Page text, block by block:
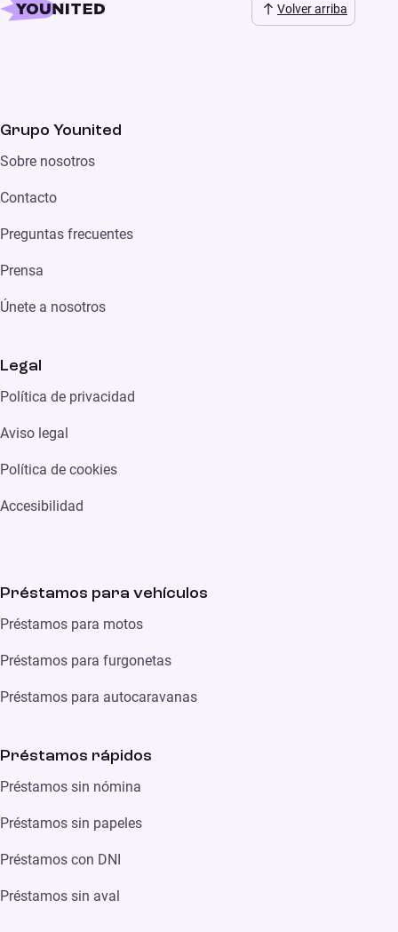
Volver arriba
Grupo Younited
Sobre nosotros
Contacto
Preguntas frecuentes
Prensa
Únete a nosotros
Legal
Política de privacidad
Aviso legal
Política de cookies
Accesibilidad
Préstamos para vehículos
Préstamos para motos
Préstamos para furgonetas
Préstamos para autocaravanas
Préstamos rápidos
Préstamos sin nómina
Préstamos sin papeles
Préstamos con DNI
Préstamos sin aval